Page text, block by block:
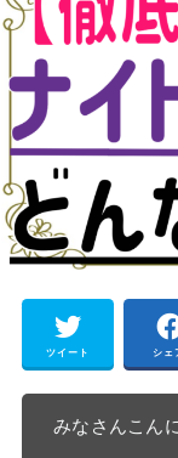
ツイート シェ
みなさんこん